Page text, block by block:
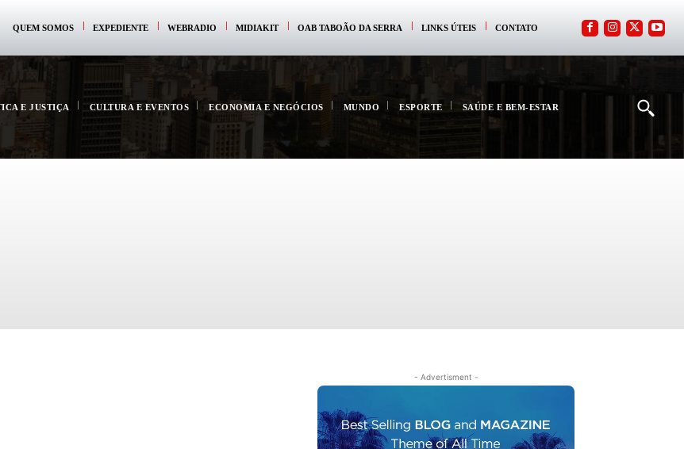
QUEM SOMOS EXPEDIENTE WEBRADIO MIDIAKIT OAB TABOÃO DA SERRA LINKS ÚTEIS CONTATO
E JUSTIÇA CULTURA E EVENTOS ECONOMIA E NEGÓCIOS MUNDO ESPORTE SAÚDE E BEM-ESTAR
- Advertisment -